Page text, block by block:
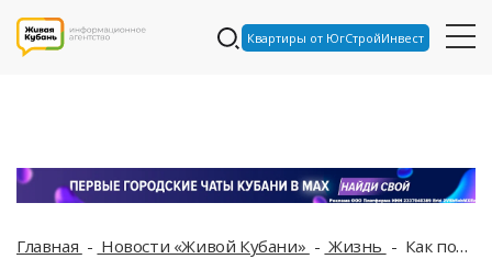
Квартиры от ЮгСтройИнвест
Главная Новости «Живой Кубани» Жизнь Как получить витамин D без вреда для кожи, рассказал врач